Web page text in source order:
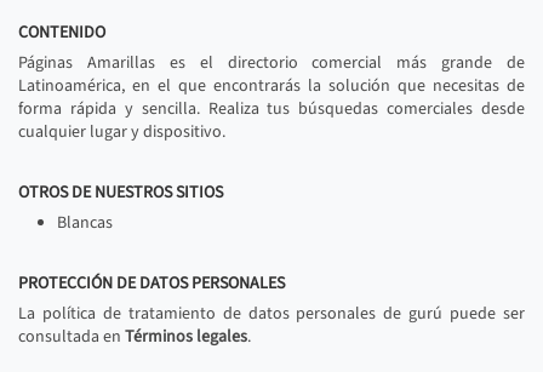
CONTENIDO
Páginas Amarillas es el directorio comercial más grande de
Latinoamérica, en el que encontrarás la solución que necesitas de
forma rápida y sencilla. Realiza tus búsquedas comerciales desde
cualquier lugar y dispositivo.
OTROS DE NUESTROS SITIOS
Blancas
PROTECCIÓN DE DATOS PERSONALES
La política de tratamiento de datos personales de gurú puede ser
consultada en Términos legales.